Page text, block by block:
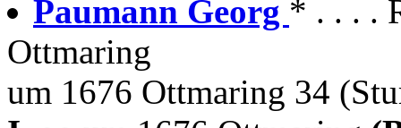
Paumann Georg * . . . .
Ottmaring
um 1676 Ottmaring 34